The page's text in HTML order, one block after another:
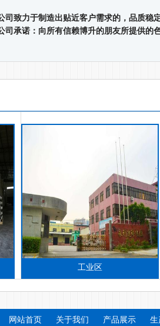
司致力于制造出贴近客户需求的，品质稳
司承诺：向所有信赖博升的朋友所提供的
网站首页 关于我们 产品展示 生